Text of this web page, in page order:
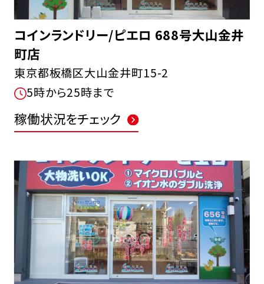
コインランドリー/ピエロ 688号大山金井
町店
東京都板橋区大山金井町15-2
5時から25時まで
稼働状況をチェック